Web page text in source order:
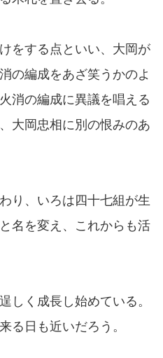
をする点といい、大岡が
の編成をあざ笑うかのよ
消の編成に異議を唱える
大岡忠相に別の恨みのあ
り、いろは四十七組が生
名を変え、これからも活
しく成長し始めている。
る日も近いだろう。